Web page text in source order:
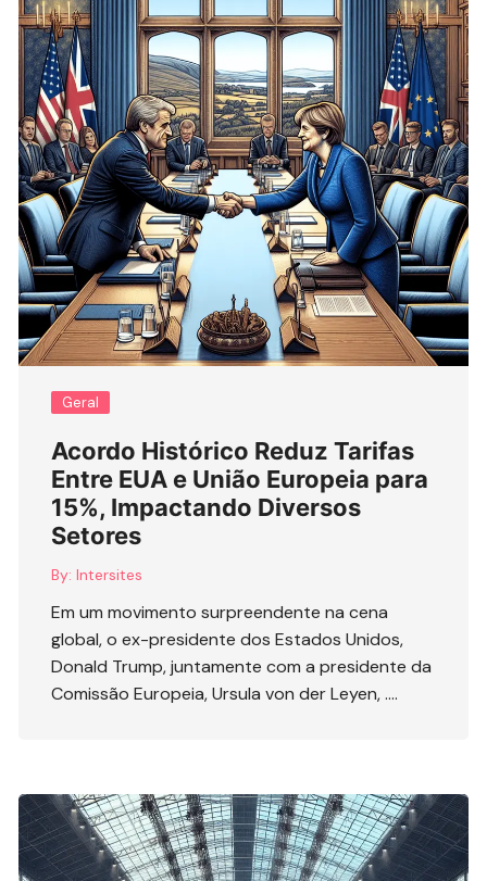
Geral
Acordo Histórico Reduz Tarifas
Entre EUA e União Europeia para
15%, Impactando Diversos
Setores
By: Intersites
Em um movimento surpreendente na cena
global, o ex-presidente dos Estados Unidos,
Donald Trump, juntamente com a presidente da
Comissão Europeia, Ursula von der Leyen, ….